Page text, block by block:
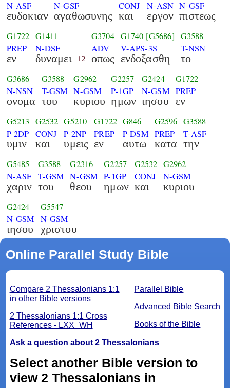
N-ASF
ευδοκιαν
N-GSF
αγαθωσυνης
CONJ
και
N-ASN
εργον
N-GSF
πιστεως
G1722
PREP
εν
G1411
N-DSF
δυναμει 12
G3704
ADV
οπως
G1740 [G5686]
V-APS-3S
ενδοξασθη
G3588
T-NSN
το
G3686
N-NSN
ονομα
G3588
T-GSM
του
G2962
N-GSM
κυριου
G2257
P-1GP
ημων
G2424
N-GSM
ιησου
G1722
PREP
εν
G5213
P-2DP
υμιν
G2532
CONJ
και
G5210
P-2NP
υμεις
G1722
PREP
εν
G846
P-DSM
αυτω
G2596
PREP
κατα
G3588
T-ASF
την
G5485
N-ASF
χαριν
G3588
T-GSM
του
G2316
N-GSM
θεου
G2257
P-1GP
ημων
G2532
CONJ
και
G2962
N-GSM
κυριου
G2424
N-GSM
ιησου
G5547
N-GSM
χριστου
Online Parallel Study Bible
Parallel Bible
Advanced Bible Search
Books of the Bible
Compare 2 Thessalonians 1:1
in other Bible versions
2 Thessalonians 1:1 Cross
References - LXX_WH
Ask a question about 2 Thessalonians
Select another Bible version to
view 2 Thessalonians in